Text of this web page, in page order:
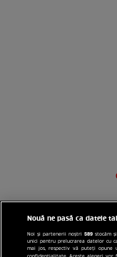
Nouă ne pasă ca datele
Noi și partenerii noștri589 stocăm
unici pentru prelucrarea datelor cu
mai jos, respectiv vă puteți